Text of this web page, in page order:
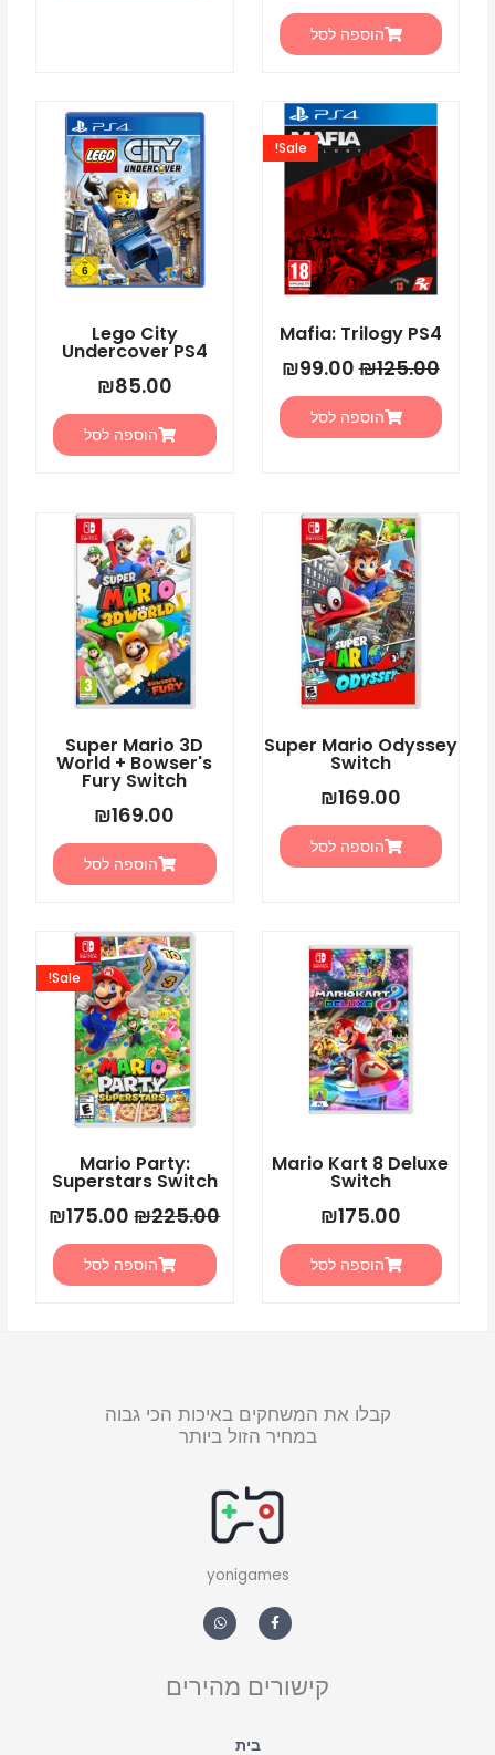
הוספה לסל
Mafia: Trilogy PS4
Sale!
₪125.00
המחיר
המקורי
היה:
₪125.00.
₪99.00
הנוכחי
הוא:
הוספה לסל
Lego City
Undercover PS4
₪85.00
הוספה לסל
Super Mario Odyssey
Switch
₪169.00
הוספה לסל
Super Mario 3D
World + Bowser's
Fury Switch
₪169.00
הוספה לסל
Mario Kart 8 Deluxe
Switch
₪175.00
הוספה לסל
Mario Party:
Superstars Switch
Sale!
₪225.00
המחיר
המקורי
היה:
₪225.00.
₪175.00
הוא:
הוספה לסל
קבלו את המשחקים באיכות הכי גבוה
במחיר הזול ביותר
yonigames
a
c
e
o
h
a
t
p
p
קישורים מהירים
בית